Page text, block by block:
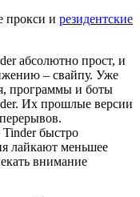
прокси и резидентские
абсолютно прост, и
– свайпу. Уже
программы и боты
Их прошлые версии
Tinder быстро
лайкают меньшее
внимание